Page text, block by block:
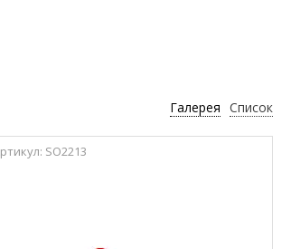
Галерея Список
SO2213